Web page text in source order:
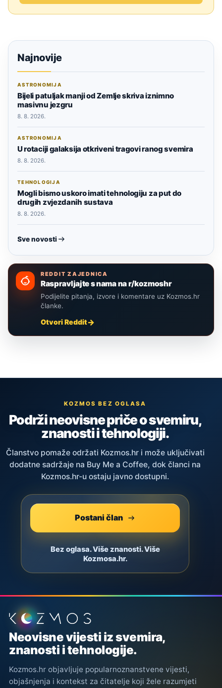
Najnovije
ASTRONOMIJA
Bijeli patuljak manji od Zemlje skriva iznimno
masivnu jezgru
8. 8. 2026.
ASTRONOMIJA
U rotaciji galaksija otkriveni tragovi ranog svemira
8. 8. 2026.
TEHNOLOGIJA
Mogli bismo uskoro imati tehnologiju za put do
drugih zvjezdanih sustava
8. 8. 2026.
Sve novosti
REDDIT ZAJEDNICA
Raspravljajte s nama na r/kozmoshr
Podijelite pitanja, izvore i komentare uz Kozmos.hr
članke.
Otvori Reddit
KOZMOS BEZ OGLASA
Podrži neovisne priče o svemiru,
znanosti i tehnologiji.
Članstvo pomaže održati Kozmos.hr i može uključivati
dodatne sadržaje na Buy Me a Coffee, dok članci na
Kozmos.hr-u ostaju javno dostupni.
Postani član
Bez oglasa. Više znanosti. Više
Kozmosa.hr.
Podnožje stranice
Neovisne vijesti iz svemira,
znanosti i tehnologije.
Kozmos.hr objavljuje popularnoznanstvene vijesti,
objašnjenja i kontekst za čitatelje koji žele razumjeti